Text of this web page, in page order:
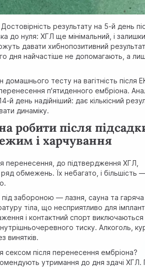
результату на 5-й день
до нуля: ХГЛ ще мінімальний, і
давати хибнопозитивний
дня найчастіше не допомагають, а
домашнього тесту на вагітність після
п'ятиденного ембріона.
й день надійніший: дає кількісний
динаміку.
робити після
і харчування
перенесення, до підтвердження ХГЛ,
обмежень. Їх небагато, і більшість
забороною — лазня, сауна та
тіла, що несприятливо для
і контактний спорт
тиску. Алкоголь,
винятків.
сексом після перенесення ембріона?
утримання до дня здачі ХГЛ.